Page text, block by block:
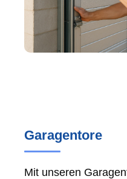
Garagentore
Mit unseren